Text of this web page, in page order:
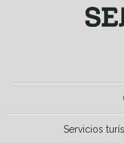
Servicios